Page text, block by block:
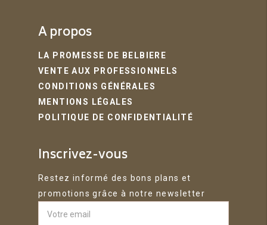
A propos
LA PROMESSE DE BELBIERE
VENTE AUX PROFESSIONNELS
CONDITIONS GÉNÉRALES
MENTIONS LÉGALES
POLITIQUE DE CONFIDENTIALITÉ
Inscrivez-vous
Restez informé des bons plans et
promotions grâce à notre newsletter